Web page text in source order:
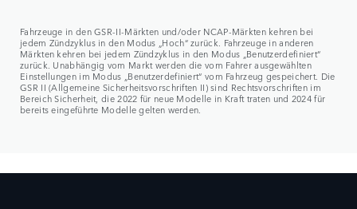
Fahrzeuge in den GSR-II-Märkten und/oder NCAP-Märkten kehren bei
jedem Zündzyklus in den Modus „Hoch“ zurück. Fahrzeuge in anderen
Märkten kehren bei jedem Zündzyklus in den Modus „Benutzerdefiniert“
zurück. Unabhängig vom Markt werden die vom Fahrer ausgewählten
Einstellungen im Modus „Benutzerdefiniert“ vom Fahrzeug gespeichert. Die
GSR II (Allgemeine Sicherheitsvorschriften II) sind Rechtsvorschriften im
Bereich Sicherheit, die 2022 für neue Modelle in Kraft traten und 2024 für
bereits eingeführte Modelle gelten werden.